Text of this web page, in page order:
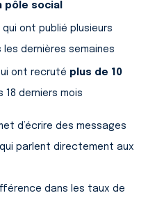
pôle social
qui ont publié plusieurs
les dernières semaines
ont recruté plus de 10
18 derniers mois
d’écrire des messages
parlent directement aux
dans les taux de